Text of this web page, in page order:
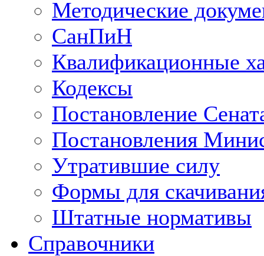
Методические
СанПиН
Квалификационные
Кодексы
Постановление
Постановления
Утратившие силу
Формы для
Штатные нормативы
Справочники